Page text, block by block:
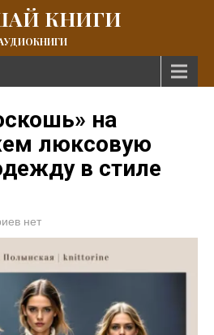
КНИГИ
на
люксовую
в стиле
нет